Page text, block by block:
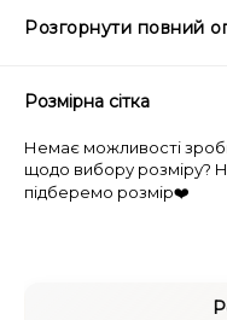
Розгорнути повний
дефекту:https://
merezhyvni-trusyky-
✨Жіночі
красиво лягає по
Розмірна сітка
Немає можливості
щодо вибору розміру?
підберемо розмір❤️